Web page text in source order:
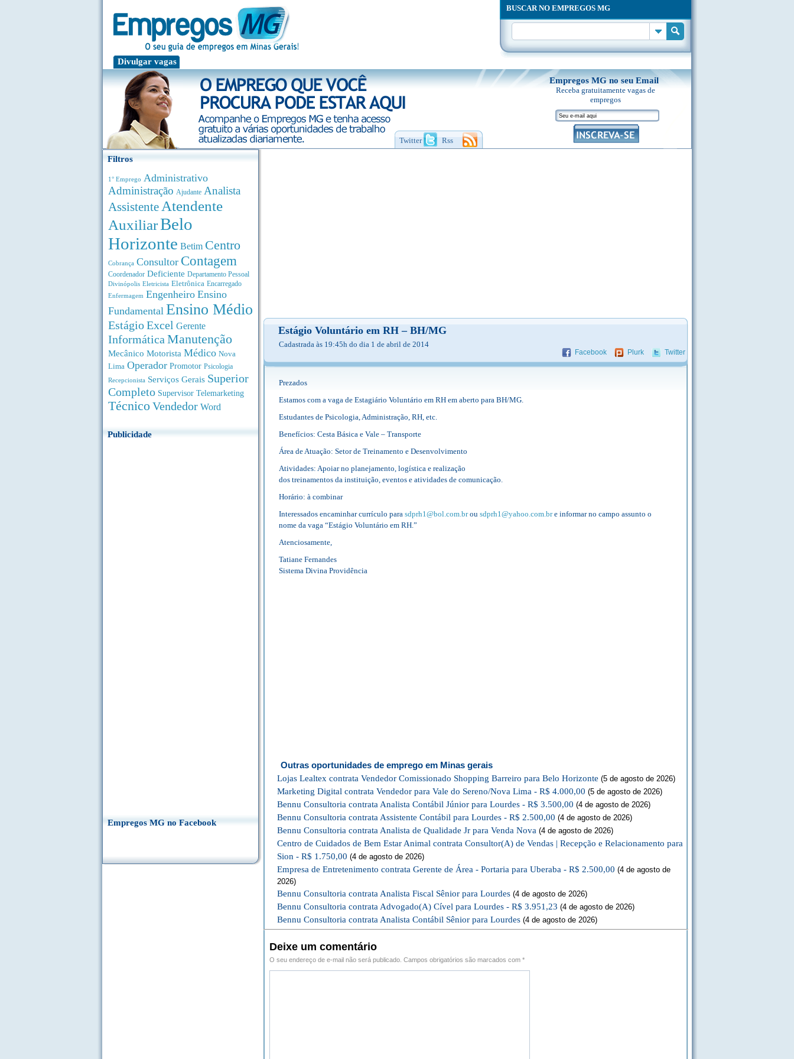
Divulgar vagas
BUSCAR NO EMPREGOS MG
Twitter Rss
Empregos MG no seu Email
Receba gratuitamente vagas de
empregos
Filtros
1° Emprego Administrativo
Administração Ajudante Analista
Assistente Atendente
AuxiliarBelo
Horizonte Betim Centro
Cobrança Consultor Contagem
Coordenador Deficiente Departamento Pessoal
Divinópolis Eletricista Eletrônica Encarregado
Enfermagem Engenheiro Ensino
Fundamental Ensino Médio
EstágioExcel Gerente
Informática Manutenção
Mecânico Motorista Médico Nova
Lima Operador Promotor Psicologia
Recepcionista Serviços Gerais Superior
Completo Supervisor Telemarketing
TécnicoVendedor Word
Publicidade
Empregos MG no Facebook
Estágio Voluntário em RH – BH/MG
Cadastrada às 19:45h do dia 1 de abril de 2014
Facebook Plurk Twitter
Prezados
Estamos com a vaga de Estagiário Voluntário em RH em aberto para BH/MG.
Estudantes de Psicologia, Administração, RH, etc.
Benefícios: Cesta Básica e Vale – Transporte
Área de Atuação: Setor de Treinamento e Desenvolvimento
Atividades: Apoiar no planejamento, logística e realização
dos treinamentos da instituição, eventos e atividades de comunicação.
Horário: à combinar
Interessados encaminhar currículo para sdprh1@bol.com.brou sdprh1@yahoo.com.bre informar no campo assunto o
nome da vaga “Estágio Voluntário em RH.”
Atenciosamente,
Tatiane Fernandes
Sistema Divina Providência
Outras oportunidades de emprego em Minas gerais
Lojas Lealtex contrata Vendedor Comissionado Shopping Barreiro para Belo Horizonte (5 de agosto de 2026)
Marketing Digital contrata Vendedor para Vale do Sereno/Nova Lima - R$ 4.000,00 (5 de agosto de 2026)
Bennu Consultoria contrata Analista Contábil Júnior para Lourdes - R$ 3.500,00 (4 de agosto de 2026)
Bennu Consultoria contrata Assistente Contábil para Lourdes - R$ 2.500,00 (4 de agosto de 2026)
Bennu Consultoria contrata Analista de Qualidade Jr para Venda Nova (4 de agosto de 2026)
Centro de Cuidados de Bem Estar Animal contrata Consultor(A) de Vendas | Recepção e Relacionamento para
Sion - R$ 1.750,00 (4 de agosto de 2026)
Empresa de Entretenimento contrata Gerente de Área - Portaria para Uberaba - R$ 2.500,00 (4 de agosto de
2026)
Bennu Consultoria contrata Analista Fiscal Sênior para Lourdes (4 de agosto de 2026)
Bennu Consultoria contrata Advogado(A) Cível para Lourdes - R$ 3.951,23 (4 de agosto de 2026)
Bennu Consultoria contrata Analista Contábil Sênior para Lourdes (4 de agosto de 2026)
Deixe um comentário
O seu endereço de e-mail não será publicado. Campos obrigatórios são marcados com *